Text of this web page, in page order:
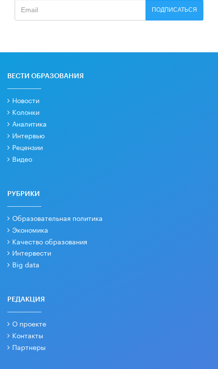
ПОДПИСАТЬСЯ
ВЕСТИ ОБРАЗОВАНИЯ
Новости
Колонки
Аналитика
Интервью
Рецензии
Видео
РУБРИКИ
Образовательная политика
Экономика
Качество образования
Интервести
Big data
РЕДАКЦИЯ
О проекте
Контакты
Партнеры